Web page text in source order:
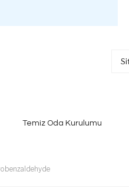
Temiz Oda Kurulumu